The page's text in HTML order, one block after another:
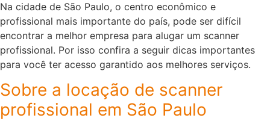
Na cidade de São Paulo, o centro econômico e
profissional mais importante do país, pode ser difícil
encontrar a melhor empresa para alugar um scanner
profissional. Por isso confira a seguir dicas importantes
para você ter acesso garantido aos melhores serviços.
Sobre a locação de scanner
profissional em São Paulo